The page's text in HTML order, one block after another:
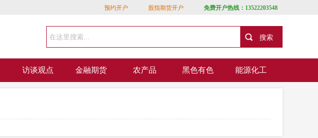
预约开户 股指期货开户 免费开户热线：13522203548
访谈观点 金融期货 农产品 黑色有色 能源化工